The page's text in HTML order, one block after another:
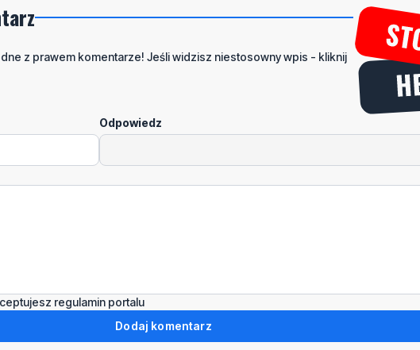
z prawem komentarze! Jeśli widzisz niestosowny wpis - kliknij
Odpowiedz
regulamin portalu
Dodaj komentarz